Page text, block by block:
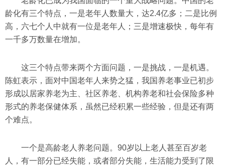
龄化有三个特点，一是老年人数量大，达2.4亿多；二是比例
高，六七个人中就有一位是老年人；三是增速极快，每年有
一千多万数量在增加。
这三个特点带来两个方面问题，一是挑战，一是机遇。
陈虹表示，面对中国老年人来势之猛，我国养老事业已初步
形成以居家养老为主、社区养老、机构养老和社会保险多种
形式的养老保健体系，虽然已经积累一些经验，但是还有两
个难点。
一个是高龄老人养老问题。90岁以上老人甚至百岁老
人，有一部分已经失能，或者部分失能，生活能力受到了限